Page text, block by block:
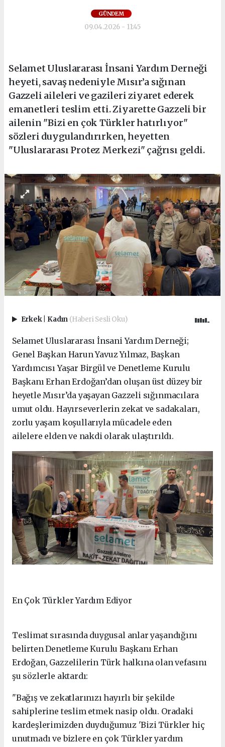
GÜNDEM
09.04.2026 - 11:45
Selamet Uluslararası İnsani Yardım Derneği
heyeti, savaş nedeniyle Mısır’a sığınan
Gazzeli aileleri ve gazileri ziyaret ederek
emanetleri teslim etti. Ziyarette Gazzeli bir
ailenin "Bizi en çok Türkler hatırlıyor"
sözleri duygulandırırken, heyetten
"Uluslararası Protez Merkezi" çağrısı geldi.
Erkek Kadın (Haberi Sesli Oku)
Selamet Uluslararası İnsani Yardım Derneği;
Genel Başkan Harun Yavuz Yılmaz, Başkan
Yardımcısı Yaşar Birgül ve Denetleme Kurulu
Başkanı Erhan Erdoğan’dan oluşan üst düzey bir
heyetle Mısır’da yaşayan Gazzeli sığınmacılara
umut oldu. Hayırseverlerin zekat ve sadakaları,
zorlu yaşam koşullarıyla mücadele eden
ailelere elden ve nakdi olarak ulaştırıldı.
En Çok Türkler Yardım Ediyor
Teslimat sırasında duygusal anlar yaşandığını
belirten Denetleme Kurulu Başkanı Erhan
Erdoğan, Gazzelilerin Türk halkına olan vefasını
şu sözlerle aktardı:
"Bağış ve zekatlarınızı hayırlı bir şekilde
sahiplerine teslim etmek nasip oldu. Oradaki
kardeşlerimizden duyduğumuz 'Bizi Türkler hiç
unutmadı ve bizlere en çok Türkler yardım